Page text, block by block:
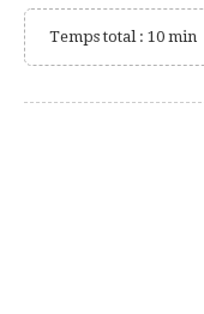
Temps total : 10 min